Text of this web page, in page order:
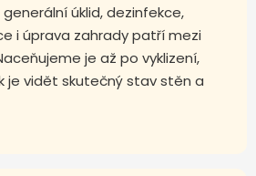
úklid, dezinfekce,
i úprava zahrady patří mezi
je až po vyklizení,
je vidět skutečný stav stěn a